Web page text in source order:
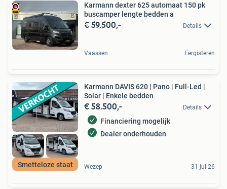
Karmann dexter 625 automaat 150 pk
buscamper lengte bedden a
€ 59.500,- Details
Vaassen Eergisteren
Smetteloze staat
Karmann DAVIS 620 | Pano | Full-Led |
Solar | Enkele bedden
€ 58.500,- Details
Financiering mogelijk
Dealer onderhouden
Wezep 31 jul 26